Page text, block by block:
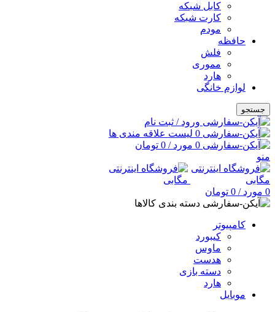
کابل شبکه
کارت شبکه
مودم
حافظه
فلش
مموری
هارد
لوازم خانگی
جستجو
ورود / ثبت نام
0 لیست علاقه مندی ها
0 مورد/
0 تومان
منو
0 مورد/
0 تومان
دسته بندی کالاها
کامپیوتر
کیبورد
ماوس
هدست
دسته بازی
هارد
موبایل